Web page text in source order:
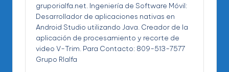
gruporialfa.net. Ingeniería de Software Móvil:
Desarrollador de aplicaciones nativas en
Android Studio utilizando Java. Creador de la
aplicación de procesamiento y recorte de
video V-Trim. Para Contacto: 809-513-7577
Grupo RIalfa